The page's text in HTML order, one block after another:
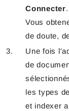
Connecter.
Vous
de doute,
Une fois
de
les types
et indexer